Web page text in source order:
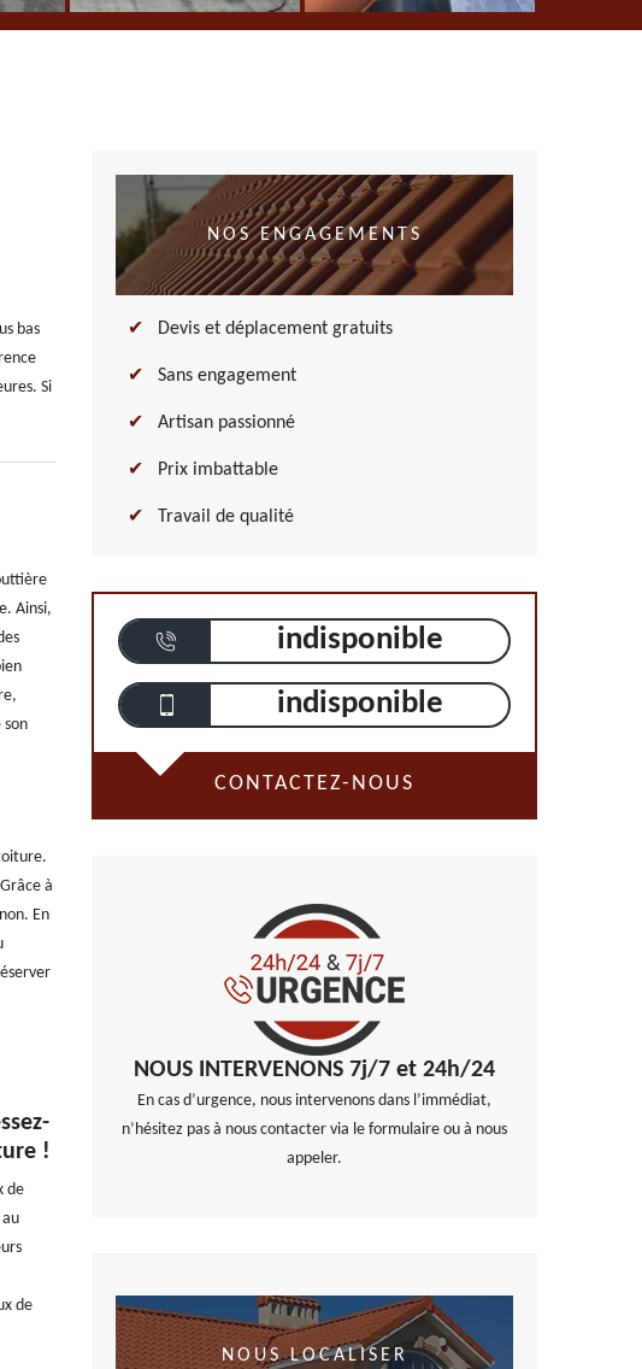
bas
Si
Ainsi,
à
En
!
de
de
NOS ENGAGEMENTS
Devis et déplacement gratuits
Sans engagement
Artisan passionné
Prix imbattable
Travail de qualité
indisponible
indisponible
CONTACTEZ-NOUS
NOUS INTERVENONS 7j/7 et 24h/24
En cas d’urgence, nous intervenons dans l’immédiat,
n’hésitez pas à nous contacter via le formulaire ou à nous
appeler.
NOUS LOCALISER